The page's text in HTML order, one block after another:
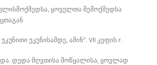
ყოველთა შემოქმედსა
უკუნისამდე, ამინ“. VII კეფის r.
დედა მღვთისა მოწყალისა, ყოვლად